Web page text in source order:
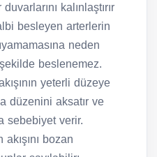
kalınlaştırır
besleyen arterlerin
neden
beslenemez.
yeterli düzeye
düzenini aksatır ve
sebebiyet verir.
bozan